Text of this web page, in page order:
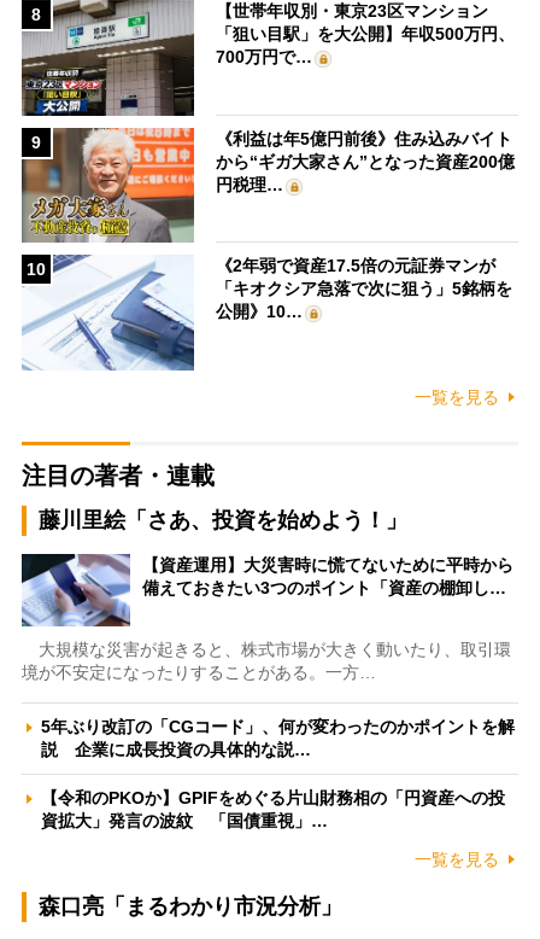
8
【世帯年収別・東京23区マンション
「狙い目駅」を大公開】年収500万円、
700万円で…
9
《利益は年5億円前後》住み込みバイト
から“ギガ大家さん”となった資産200億
円税理…
10
《2年弱で資産17.5倍の元証券マンが
「キオクシア急落で次に狙う」5銘柄を
公開》10…
一覧を見る
注目の著者・連載
藤川里絵「さあ、投資を始めよう！」
【資産運用】大災害時に慌てないために平時から
備えておきたい3つのポイント「資産の棚卸し…
大規模な災害が起きると、株式市場が大きく動いたり、取引環
境が不安定になったりすることがある。一方…
5年ぶり改訂の「CGコード」、何が変わったのかポイントを解
説 企業に成長投資の具体的な説…
【令和のPKOか】GPIFをめぐる片山財務相の「円資産への投
資拡大」発言の波紋 「国債重視」…
一覧を見る
森口亮「まるわかり市況分析」